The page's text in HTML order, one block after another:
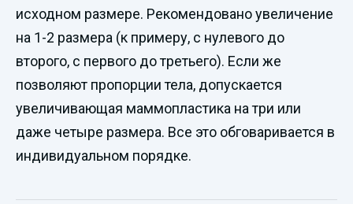
исходном размере. Рекомендовано увеличение
на 1-2 размера (к примеру, с нулевого до
второго, с первого до третьего). Если же
позволяют пропорции тела, допускается
увеличивающая маммопластика на три или
даже четыре размера. Все это обговаривается в
индивидуальном порядке.